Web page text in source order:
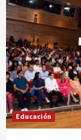
Educación